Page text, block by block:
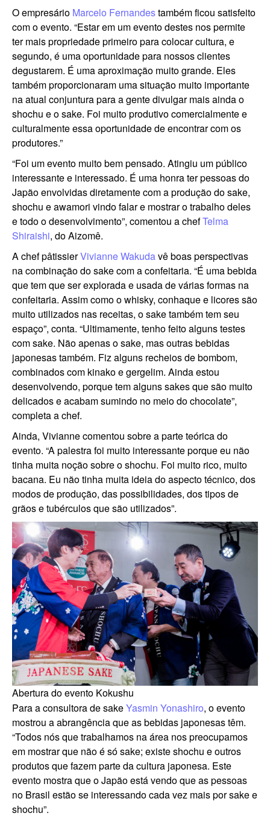
O empresário Marcelo Fernandestambém ficou satisfeito
com o evento. “Estar em um evento destes nos permite
ter mais propriedade primeiro para colocar cultura, e
segundo, é uma oportunidade para nossos clientes
degustarem. É uma aproximação muito grande. Eles
também proporcionaram uma situação muito importante
na atual conjuntura para a gente divulgar mais ainda o
shochu e o sake. Foi muito produtivo comercialmente e
culturalmente essa oportunidade de encontrar com os
produtores.”
“Foi um evento muito bem pensado. Atingiu um público
interessante e interessado. É uma honra ter pessoas do
Japão envolvidas diretamente com a produção do sake,
shochu e awamori vindo falar e mostrar o trabalho deles
e todo o desenvolvimento”, comentou a chefTelma
Shiraishi, do Aizomê.
A chef pâtissierVivianne Wakudavê boas perspectivas
na combinação do sake com a confeitaria. “É uma bebida
que tem que ser explorada e usada de várias formas na
confeitaria. Assim como o whisky, conhaque e licores são
muito utilizados nas receitas, o sake também tem seu
espaço”, conta. “Ultimamente, tenho feito alguns testes
com sake. Não apenas o sake, mas outras bebidas
japonesas também. Fiz alguns recheios de bombom,
combinados com kinako e gergelim. Ainda estou
desenvolvendo, porque tem alguns sakes que são muito
delicados e acabam sumindo no meio do chocolate”,
completa a chef.
Ainda, Vivianne comentou sobre a parte teórica do
evento. “A palestra foi muito interessante porque eu não
tinha muita noção sobre o shochu. Foi muito rico, muito
bacana. Eu não tinha muita ideia do aspecto técnico, dos
modos de produção, das possibilidades, dos tipos de
grãos e tubérculos que são utilizados”.
Abertura do evento Kokushu
Para a consultora de sakeYasmin Yonashiro, o evento
mostrou a abrangência que as bebidas japonesas têm.
“Todos nós que trabalhamos na área nos preocupamos
em mostrar que não é só sake; existe shochu e outros
produtos que fazem parte da cultura japonesa. Este
evento mostra que o Japão está vendo que as pessoas
no Brasil estão se interessando cada vez mais por sake e
shochu”.